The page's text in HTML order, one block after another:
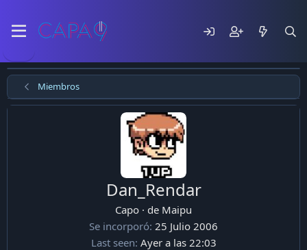
Miembros
Dan_Rendar
Capo · de Maipu
Se incorporó 25 Julio 2006
Last seen Ayer a las 22:03